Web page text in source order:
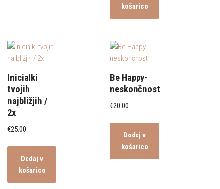
košarico
Inicialki
tvojih
najbližjih /
2x
€25.00
Dodaj v
košarico
Be Happy-
neskončnost
€20.00
Dodaj v
košarico